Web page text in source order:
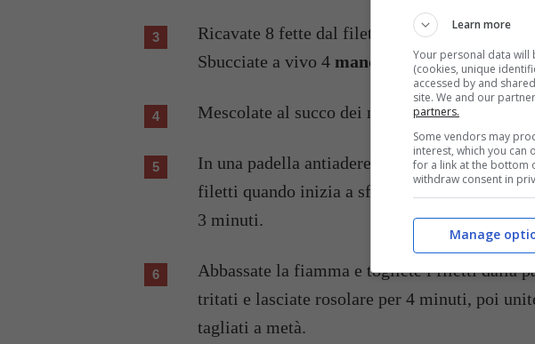
Ricavate 8 fette dal filetto di maiale e legate
Sbucciate a vivo 4 mandarancie spremete
Mescolate al succo dei mandaranci miele e
In una padella antiaderente scaldate burro e
filetti quando inizia a sfrigolare, rosolando
3 minuti.
Abbassate la fiamma e togliete i filetti dalla
tritati e lasciate rosolare per 4 minuti, poi
tagliati a metà.
Learn more
Your personal data
(cookies, unique
accessed by and
site. We and our
partners.
Some vendors may
interest, which you
for a link at the bottom
withdraw consent in
Manage